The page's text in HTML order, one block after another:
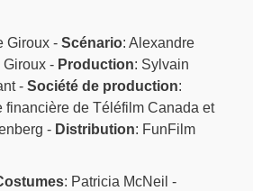
Giroux -Scénario: Alexandre
Giroux - Production: Sylvain
-Société de production:
financière de Téléfilm Canada et
- Distribution: FunFilm
: Patricia McNeil -